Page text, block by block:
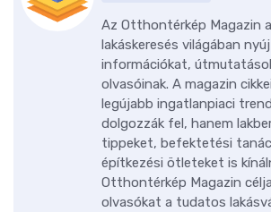
Az Otthontérkép Magazin
lakáskeresés világában
információkat,
olvasóinak. A magazin
legújabb ingatlanpiaci
dolgozzák fel, hanem
tippeket, befektetési
építkezési ötleteket is
Otthontérkép Magazin
olvasókat a tudatos